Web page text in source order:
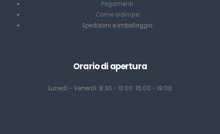
Pagamenti
Come ordinare
Spedizioni e imballaggio
Orario di apertura
Lunedì - Venerdì: 8:30 - 13:00 15:00 - 19:00